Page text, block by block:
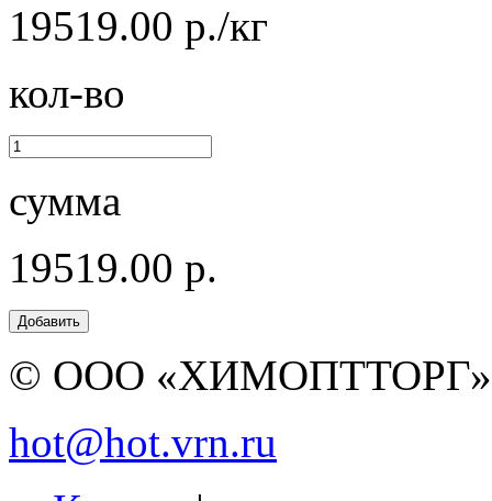
19519.00 р./кг
кол-во
сумма
19519.00 р.
© ООО
hot@hot.vrn.ru